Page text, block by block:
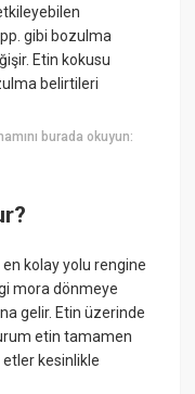
gibi bozulma
Etin kokusu
belirtileri
burada okuyun:
en kolay yolu rengine
mora dönmeye
gelir. Etin üzerinde
etin tamamen
kesinlikle